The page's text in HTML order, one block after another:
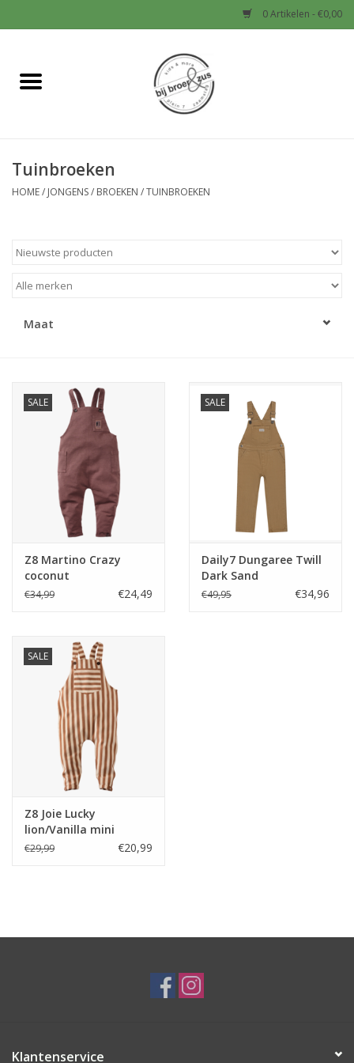
0 Artikelen - €0,00
Home
Baby
Meisjes
Cadeaubonnen
Cadeaubon
Tuinbroeken
HOME/ JONGENS/ BROEKEN /TUINBROEKEN
Maat
SALE
Z8 Martino Crazy
coconut
€34,99 €24,49
SALE
Daily7 Dungaree Twill
Dark Sand
€49,95 €34,96
SALE
Z8 Joie Lucky
lion/Vanilla mini
€29,99 €20,99
Klantenservice